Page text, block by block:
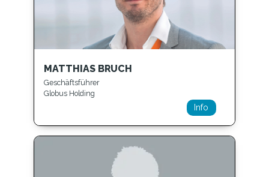
MATTHIAS BRUCH
Geschäftsführer
Globus Holding
Info